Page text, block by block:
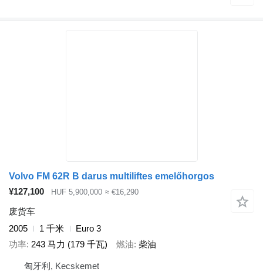
Volvo FM 62R B darus multiliftes emelőhorgos
¥127,100
HUF 5,900,000 ≈ €16,290
废货车
2005
1 千米
Euro 3
功率 243 马力 (179 千瓦) 燃油 柴油
匈牙利, Kecskemet